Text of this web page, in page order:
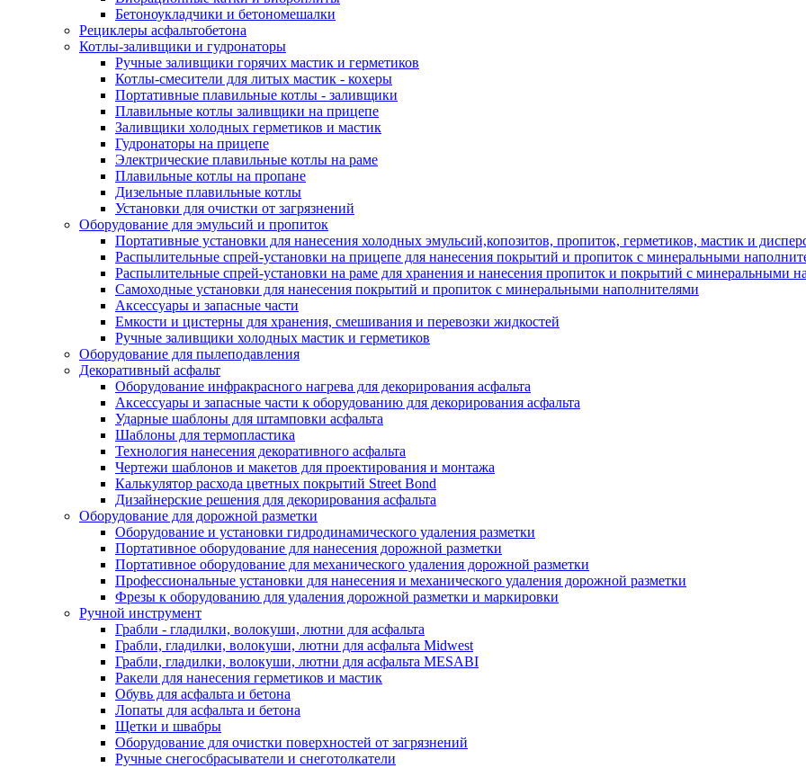
Бетоноукладчики и бетономешалки
Рециклеры асфальтобетона
Котлы-заливщики и гудронаторы
Ручные заливщики горячих мастик и герметиков
Котлы-смесители для литых мастик - кохеры
Портативные плавильные котлы - заливщики
Плавильные котлы заливщики на прицепе
Заливщики холодных герметиков и мастик
Гудронаторы на прицепе
Электрические плавильные котлы на раме
Плавильные котлы на пропане
Дизельные плавильные котлы
Установки для очистки от загрязнений
Оборудование для эмульсий и пропиток
Портативные установки для нанесения холодных эмульсий,копозитов, пропиток, герметиков, мастик и
Распылительные спрей-установки на прицепе для нанесения покрытий и пропиток с минеральными
Распылительные спрей-установки на раме для хранения и нанесения пропиток и покрытий с минеральными
Самоходные установки для нанесения покрытий и пропиток с минеральными наполнителями
Аксессуары и запасные части
Емкости и цистерны для хранения, смешивания и перевозки жидкостей
Ручные заливщики холодных мастик и герметиков
Оборудование для пылеподавления
Декоративный асфальт
Оборудование инфракрасного нагрева для декорирования асфальта
Аксессуары и запасные части к оборудованию для декорирования асфальта
Ударные шаблоны для штамповки асфальта
Шаблоны для термопластика
Технология нанесения декоративного асфальта
Чертежи шаблонов и макетов для проектирования и монтажа
Калькулятор расхода цветных покрытий Street Bond
Дизайнерские решения для декорирования асфальта
Оборудование для дорожной разметки
Оборудование и установки гидродинамического удаления разметки
Портативное оборудование для нанесения дорожной разметки
Портативное оборудование для механического удаления дорожной разметки
Профессиональные установки для нанесения и механического удаления дорожной разметки
Фрезы к оборудованию для удаления дорожной разметки и маркировки
Ручной инструмент
Грабли - гладилки, волокуши, лютни для асфальта
Грабли, гладилки, волокуши, лютни для асфальта Midwest
Грабли, гладилки, волокуши, лютни для асфальта MESABI
Ракели для нанесения герметиков и мастик
Обувь для асфальта и бетона
Лопаты для асфальта и бетона
Щетки и швабры
Оборудование для очистки поверхностей от загрязнений
Ручные снегосбрасыватели и снеготолкатели